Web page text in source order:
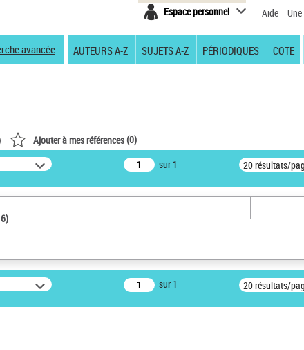
Espace personnel Aide
avancée AUTEURS A-Z SUJETS A-Z PÉRIODIQUES COTE
Ajouter à mes références(0)
sur 1 20 résultats/
sur 1 20 résultats/